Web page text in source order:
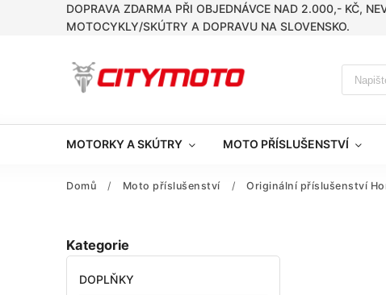
DOPRAVA ZDARMA PŘI OBJEDNÁVCE NAD 2.000,- KČ,
MOTOCYKLY/SKÚTRY A DOPRAVU NA SLOVENSKO.
MOTORKY A SKÚTRY MOTO PŘÍSLUŠENSTVÍ
Domů / Moto příslušenství / Originální příslušenství
Kategorie
DOPLŇKY